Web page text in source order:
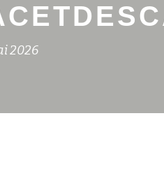
2026